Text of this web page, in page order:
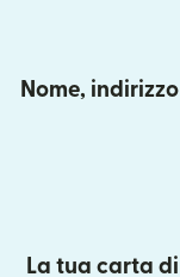
Nome,
La tua carta